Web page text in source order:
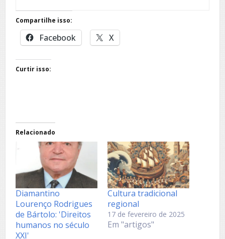
Compartilhe isso:
Facebook X
Curtir isso:
Relacionado
Diamantino
Lourenço Rodrigues
de Bártolo: 'Direitos
humanos no século
XXI'
Cultura tradicional
regional
17 de fevereiro de 2025
Em "artigos"